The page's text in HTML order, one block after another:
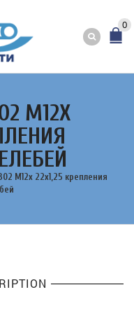
0
М12Х
М12х 22х1,25 крепления